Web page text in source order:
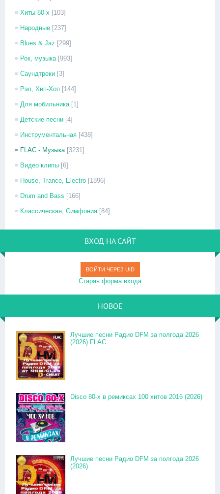
Хиты 80-х [103]
Народные [237]
Blues & Jaz [299]
Рок, музыка [993]
Саундтреки [3]
Рэп, Хип-Хоп [144]
Для мобильника [1]
Детские песни [4]
Инструментальная [438]
FLAC - Музыка [3231]
Видео клипы [6]
House, Trance, Electro [1896]
Drum and Bass [166]
Классическая, Симфония [84]
ВХОД НА САЙТ
ВОЙТИ ЧЕРЕЗ UID
Старая форма входа
НОВОЕ
Лучшие песни Радио DFM за полгода 2026
(2026) FLAC
Disco 80-x в ремиксах 100 хитов 2016 (2026)
Лучшие песни Радио DFM за полгода 2026
(2026)